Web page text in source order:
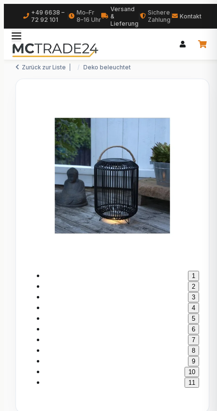
+49 6638 –
72 92 101
Mo–Fr
8–16 Uhr
Versand
&
Lieferung
Sichere
Zahlung
Kontakt
Zurück zur Liste Deko beleuchtet
1
2
3
4
5
6
7
8
9
10
11